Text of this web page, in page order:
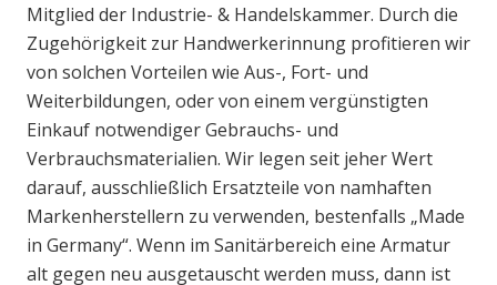
Mitglied der Industrie- & Handelskammer. Durch die
Zugehörigkeit zur Handwerkerinnung profitieren wir
von solchen Vorteilen wie Aus-, Fort- und
Weiterbildungen, oder von einem vergünstigten
Einkauf notwendiger Gebrauchs- und
Verbrauchsmaterialien. Wir legen seit jeher Wert
darauf, ausschließlich Ersatzteile von namhaften
Markenherstellern zu verwenden, bestenfalls „Made
in Germany“. Wenn im Sanitärbereich eine Armatur
alt gegen neu ausgetauscht werden muss, dann ist